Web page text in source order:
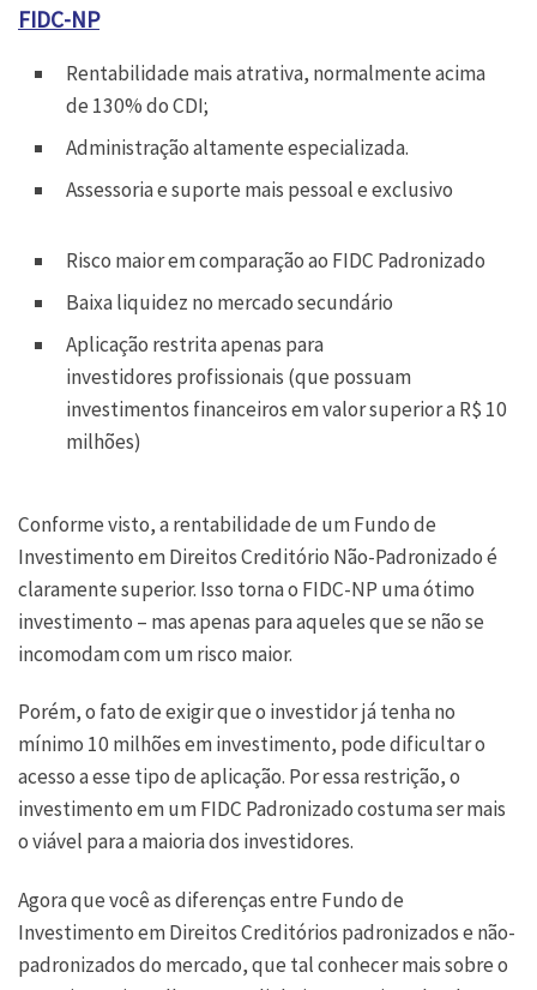
FIDC-NP
Rentabilidade mais atrativa, normalmente acima
de 130% do CDI;
Administração altamente especializada.
Assessoria e suporte mais pessoal e exclusivo
Risco maior em comparação ao FIDC Padronizado
Baixa liquidez no mercado secundário
Aplicação restrita apenas para
investidores profissionais (que possuam
investimentos financeiros em valor superior a R$ 10
milhões)
Conforme visto, a rentabilidade de um Fundo de
Investimento em Direitos Creditório Não-Padronizado é
claramente superior. Isso torna o FIDC-NP uma ótimo
investimento – mas apenas para aqueles que se não se
incomodam com um risco maior.
Porém, o fato de exigir que o investidor já tenha no
mínimo 10 milhões em investimento, pode dificultar o
acesso a esse tipo de aplicação. Por essa restrição, o
investimento em um FIDC Padronizado costuma ser mais
o viável para a maioria dos investidores.
Agora que você as diferenças entre Fundo de
Investimento em Direitos Creditórios padronizados e não-
padronizados do mercado, que tal conhecer mais sobre o